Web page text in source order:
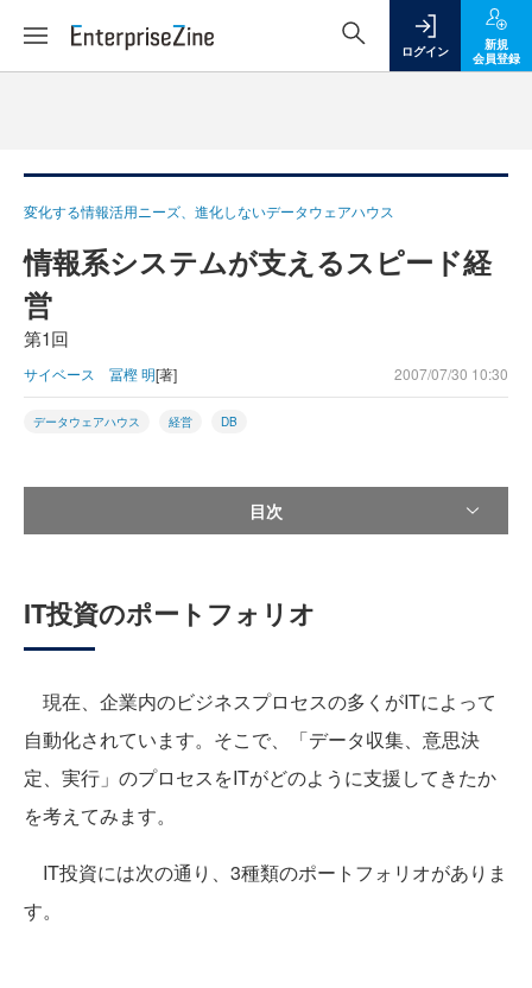
ログイン
新規
会員登録
変化する情報活用ニーズ、進化しないデータウェアハウス
情報系システムが支えるスピード経
営
第1回
サイベース 冨樫 明[著] 2007/07/30 10:30
データウェアハウス 経営 DB
目次
IT投資のポートフォリオ
現在、企業内のビジネスプロセスの多くがITによって
自動化されています。そこで、「データ収集、意思決
定、実行」のプロセスをITがどのように支援してきたか
を考えてみます。
IT投資には次の通り、3種類のポートフォリオがありま
す。